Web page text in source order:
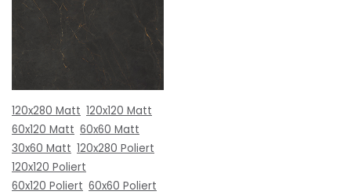
120x280 Matt 120x120 Matt
60x120 Matt 60x60 Matt
30x60 Matt 120x280 Poliert
120x120 Poliert
60x120 Poliert 60x60 Poliert